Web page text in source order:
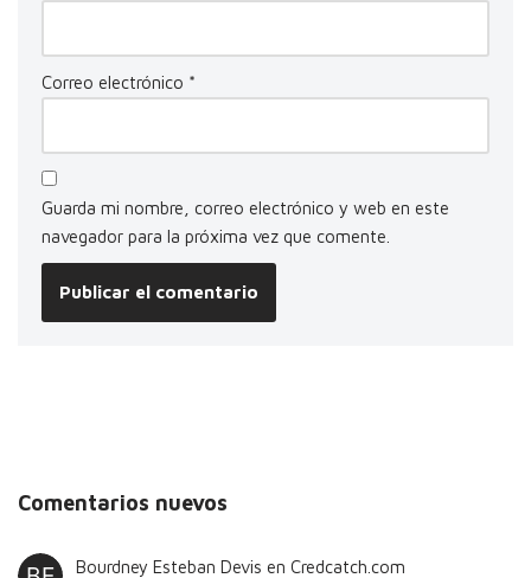
Correo electrónico *
Guarda mi nombre, correo electrónico y web en este
navegador para la próxima vez que comente.
Comentarios nuevos
Bourdney Esteban Devis en Credcatch.com